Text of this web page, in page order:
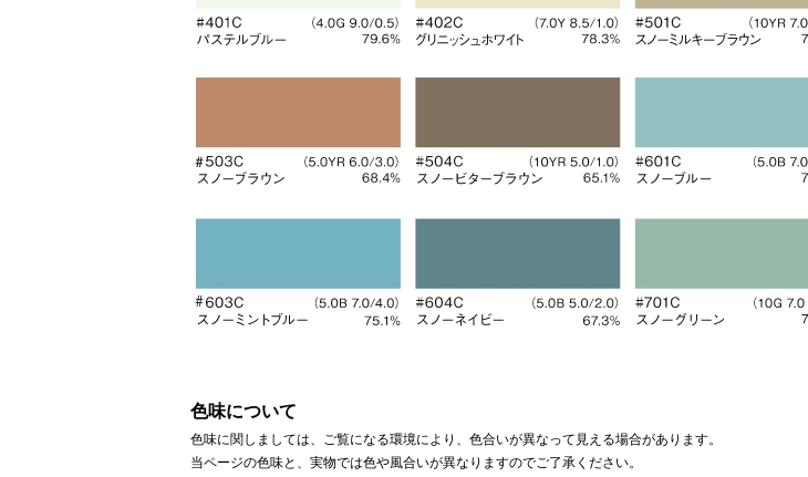
色味について
色味に関しましては、ご覧になる環境により、色合いが異なって見える場合があります。
当ページの色味と、実物では色や風合いが異なりますのでご了承ください。